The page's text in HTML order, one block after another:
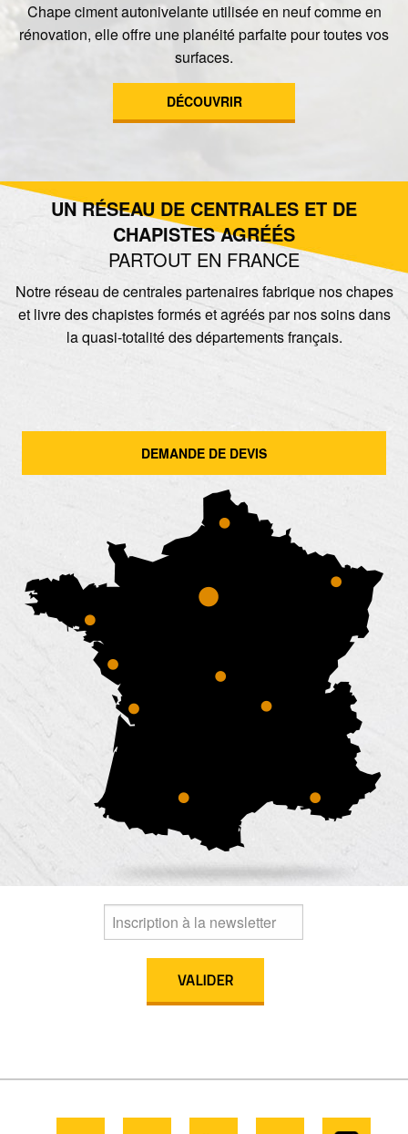
Chape ciment autonivelante utilisée en neuf comme en
rénovation, elle offre une planéité parfaite pour toutes vos
surfaces.
DÉCOUVRIR
UN RÉSEAU DE CENTRALES ET DE
CHAPISTES AGRÉÉS
PARTOUT EN FRANCE
Notre réseau de centrales partenaires fabrique nos chapes
et livre des chapistes formés et agréés par nos soins dans
la quasi-totalité des départements français.
DEMANDE DE DEVIS